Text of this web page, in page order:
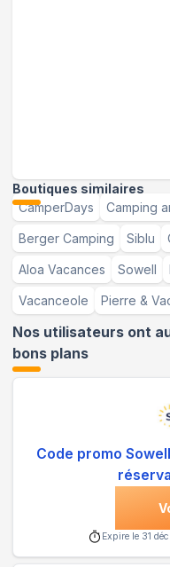
Boutiques similaires
CamperDays
Camping
Berger Camping Siblu
Aloa Vacances Sowell
Vacanceole Pierre &
Nos utilisateurs ont
bons plans
Code promo
Expire le 31